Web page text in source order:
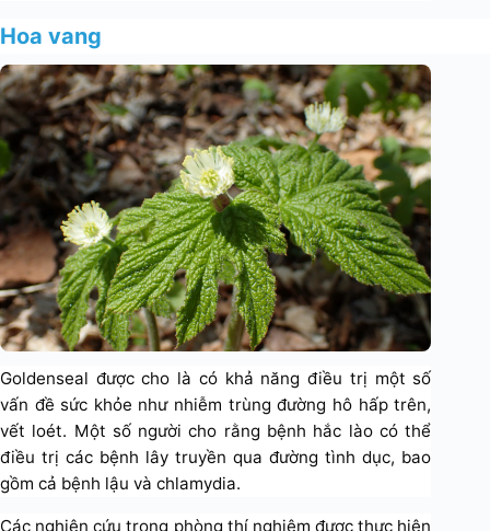
Hoa vang
Goldenseal được cho là có khả năng điều trị một số
vấn đề sức khỏe như nhiễm trùng đường hô hấp trên,
vết loét. Một số người cho rằng bệnh hắc lào có thể
điều trị các bệnh lây truyền qua đường tình dục, bao
gồm cả bệnh lậu và chlamydia.
Các nghiên cứu trong phòng thí nghiệm được thực hiện